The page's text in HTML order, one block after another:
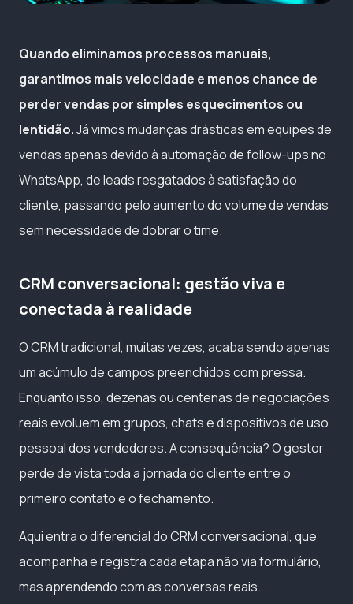
Quando eliminamos processos manuais,
garantimos mais velocidade e menos chance de
perder vendas por simples esquecimentos ou
lentidão.Já vimos mudanças drásticas em equipes de
vendas apenas devido à automação de follow-ups no
WhatsApp, de leads resgatados à satisfação do
cliente, passando pelo aumento do volume de vendas
sem necessidade de dobrar o time.
CRM conversacional: gestão viva e
conectada à realidade
O CRM tradicional, muitas vezes, acaba sendo apenas
um acúmulo de campos preenchidos com pressa.
Enquanto isso, dezenas ou centenas de negociações
reais evoluem em grupos, chats e dispositivos de uso
pessoal dos vendedores. A consequência? O gestor
perde de vista toda a jornada do cliente entre o
primeiro contato e o fechamento.
Aqui entra o diferencial do CRM conversacional, que
acompanha e registra cada etapa não via formulário,
mas aprendendo com as conversas reais.